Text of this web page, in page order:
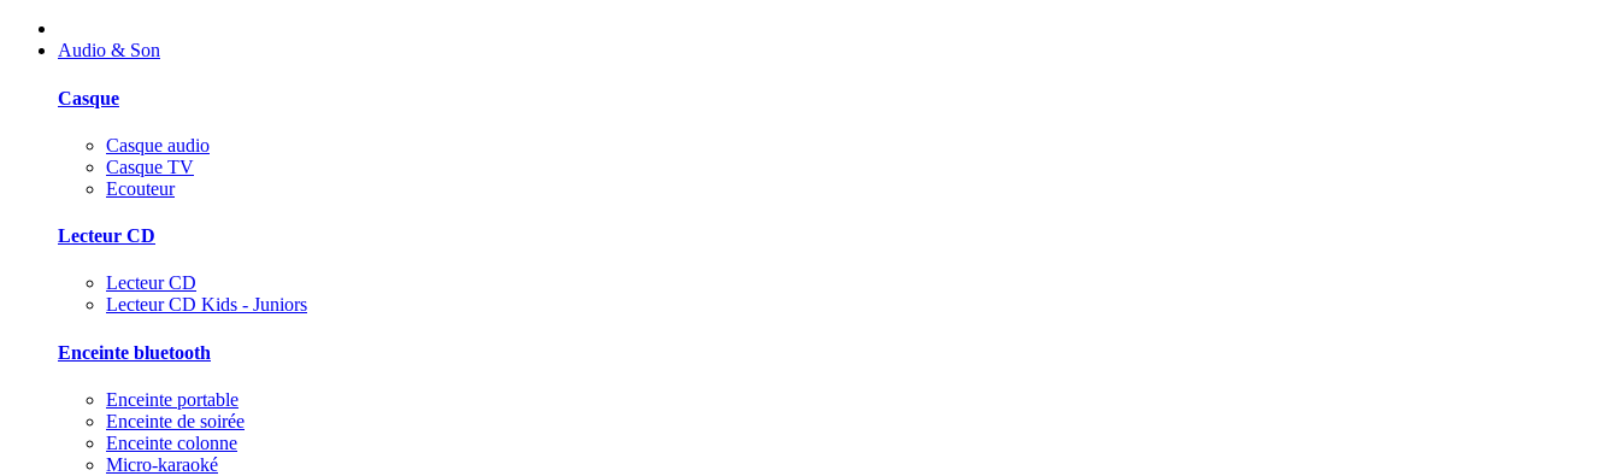
Audio & Son
Casque
Casque audio
Casque TV
Ecouteur
Lecteur CD
Lecteur CD
Lecteur CD Kids - Juniors
Enceinte bluetooth
Enceinte portable
Enceinte de soirée
Enceinte colonne
Micro-karaoké